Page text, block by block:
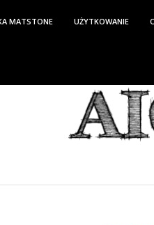
MATSTONE UŻYTKOWANIE